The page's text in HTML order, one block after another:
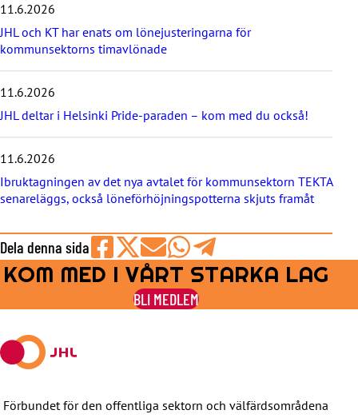
n
y
h
e
t
e
n
a
11.6.2026
JHL och KT har enats om lönejusteringarna för
kommunsektorns timavlönade
11.6.2026
JHL deltar i Helsinki Pride-paraden – kom med du också!
11.6.2026
Ibruktagningen av det nya avtalet för kommunsektorn TEKTA
senareläggs, också löneförhöjningspotterna skjuts framåt
Dela denna sida
Share
on
Facebook
Share
on
Share
by
E-
Share
on
WhatsApp
Share
on
Telegram
KOM MED I VÅRT STARKA LAG
BLI MEDLEM
Förbundet för den offentliga sektorn och välfärdsområdena